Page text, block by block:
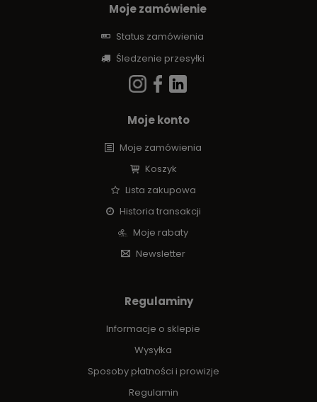
Moje zamówienie
Status zamówienia
Śledzenie przesyłki
Moje konto
Moje zamówienia
Koszyk
Lista zakupowa
Historia transakcji
Moje rabaty
Newsletter
Regulaminy
Informacje o sklepie
Wysyłka
Sposoby płatności i prowizje
Regulamin